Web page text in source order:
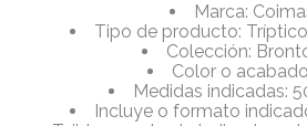
Marca:
Tipo de producto:
Colección:
Color o
Medidas indicadas:
Incluye o formato